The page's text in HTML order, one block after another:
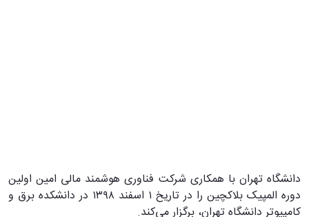
دانشگاه تهران با همکاری شرکت فناوری هوشمند مالی امین اولین
دوره المپیک بلاکچین را در تاریخ ۱ اسفند ۱۳۹۸ در دانشکده برق و
کامپیوتر دانشگاه تهران، برگزار می‌کند.